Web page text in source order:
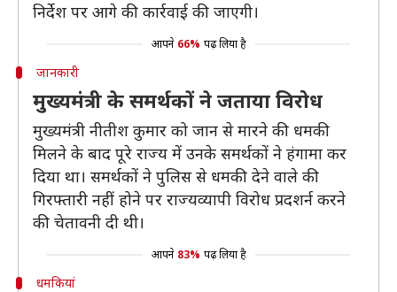
निर्देश पर आगे की कार्रवाई की जाएगी।
आपने 66% पढ़ लिया है
जानकारी
मुख्यमंत्री के समर्थकों ने जताया विरोध
मुख्यमंत्री नीतीश कुमार को जान से मारने की धमकी
मिलने के बाद पूरे राज्य में उनके समर्थकों ने हंगामा कर
दिया था। समर्थकों ने पुलिस से धमकी देने वाले की
गिरफ्तारी नहीं होने पर राज्यव्यापी विरोध प्रदशर्न करने
की चेतावनी दी थी।
आपने 83% पढ़ लिया है
धमकियां